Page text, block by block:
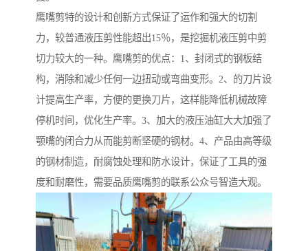
鹰嘴剪特的设计和创新方式保证了运作和强大的切割
力，较普通液压剪性能超出15％，是挖掘机液压剪中剪
切力较大的一种。鹰嘴剪的优点：1、封闭式的钢板结
构，消除和减少任何一边扭动或弯曲变形。2、的刀片设
计提高生产率，方便的更换刀片，这样能降低机械故障
停机时间，优化生产率。3、加大的液压油缸大大加强了
颚嘴的闭合力从而能剪断坚硬的钢材。4、产品由高等级
的钢材制造，耐腐蚀处理和防水设计，保证了工具的强
度和耐磨性，需要品质鹰嘴剪的联系公众号智造大观。